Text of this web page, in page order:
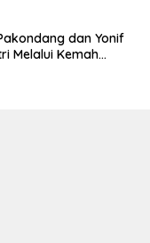
dan Yonif
Melalui Kemah